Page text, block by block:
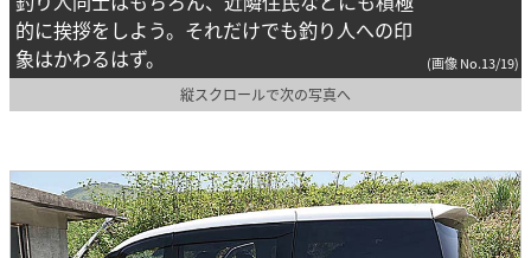
的に挨拶をしよう。それだけでも釣り人への印
象はかわるはず。
(画像 No.13/19)
縦スクロールで次の写真へ